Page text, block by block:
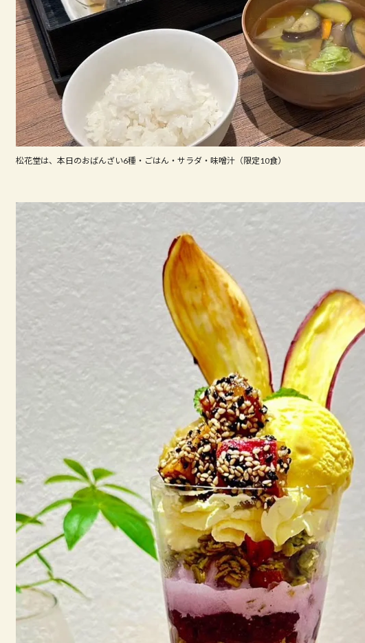
松花堂は、本日のおばんざい6種・ごはん・サラダ・味噌汁（限定10食）